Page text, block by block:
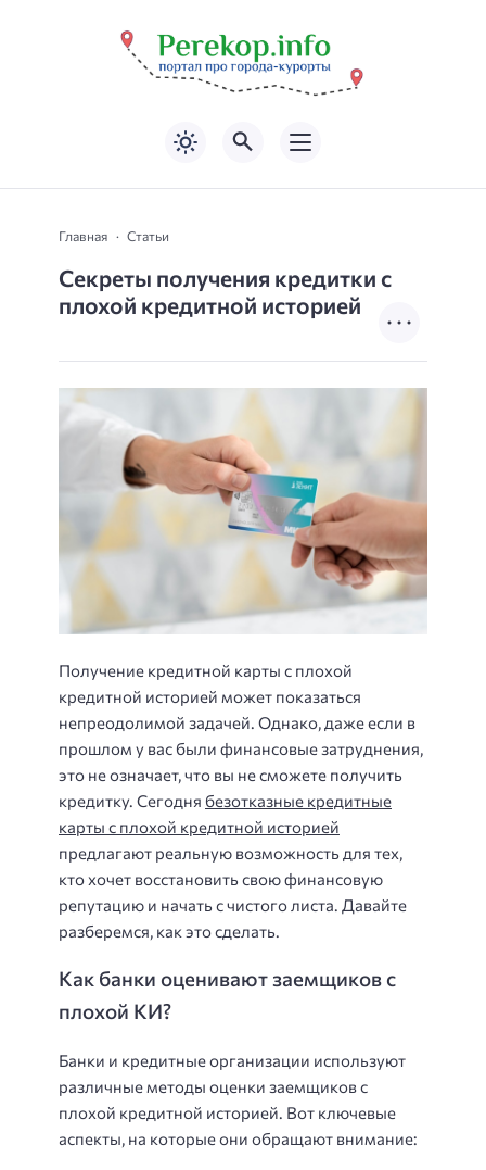
Главная Статьи
Секреты получения кредитки с
плохой кредитной историей
Получение кредитной карты с плохой
кредитной историей может показаться
непреодолимой задачей. Однако, даже если в
прошлом у вас были финансовые затруднения,
это не означает, что вы не сможете получить
кредитку. Сегодня безотказные кредитные
карты с плохой кредитной историей
предлагают реальную возможность для тех,
кто хочет восстановить свою финансовую
репутацию и начать с чистого листа. Давайте
разберемся, как это сделать.
Как банки оценивают заемщиков с
плохой КИ?
Банки и кредитные организации используют
различные методы оценки заемщиков с
плохой кредитной историей. Вот ключевые
аспекты, на которые они обращают внимание: